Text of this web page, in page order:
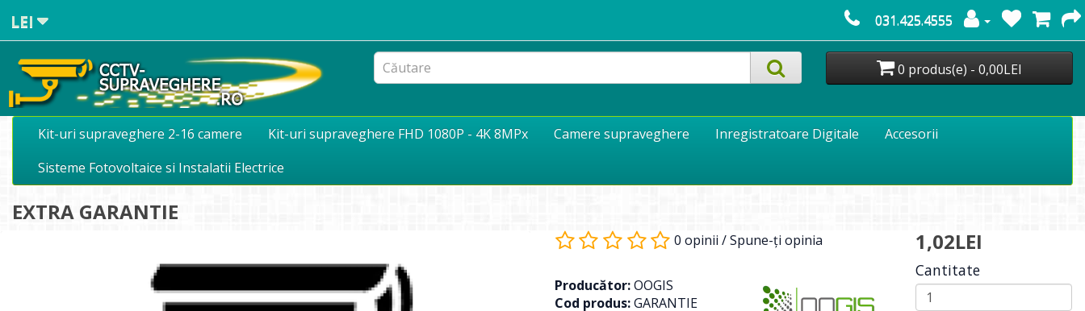
LEI 031.425.4555
0 produs(e) - 0,00LEI
Kit-uri supraveghere 2-16 camere Kit-uri supraveghere FHD 1080P - 4K 8MPx Camere supraveghere Inregistratoare Digitale
Accesorii
Sisteme Fotovoltaice si Instalatii Electrice
EXTRA GARANTIE
0 opinii /Spune-ţi opinia
Producător:OOGIS
Cod produs:GARANTIE
1,02LEI
Cantitate